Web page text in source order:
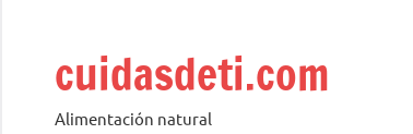
contenidocuidasdeti.com
Alimentación natural